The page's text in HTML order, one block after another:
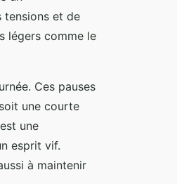
tensions et de
légers comme le
Ces pauses
une courte
une
esprit vif.
à maintenir